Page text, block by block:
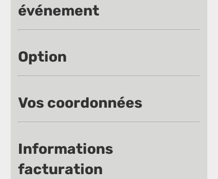
événement
Option
Vos coordonnées
Informations
facturation